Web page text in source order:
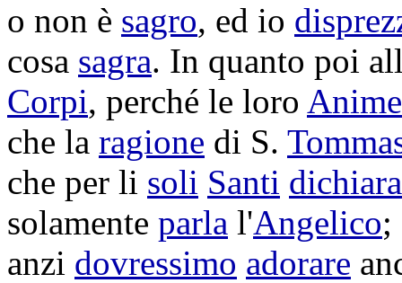
o non è sagro, ed io
cosa sagra. In quanto poi
Corpi, perché le loro Anime
che la ragione di S.
che per li soli Santi
solamente parla l'Angelico;
anzi dovressimo adorare